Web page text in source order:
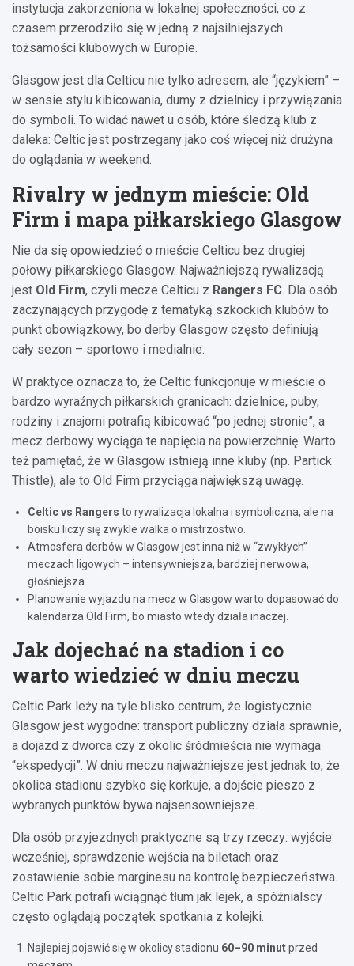
instytucja zakorzeniona w lokalnej społeczności, co z
czasem przerodziło się w jedną z najsilniejszych
tożsamości klubowych w Europie.
Glasgow jest dla Celticu nie tylko adresem, ale “językiem” –
w sensie stylu kibicowania, dumy z dzielnicy i przywiązania
do symboli. To widać nawet u osób, które śledzą klub z
daleka: Celtic jest postrzegany jako coś więcej niż drużyna
do oglądania w weekend.
Rivalry w jednym mieście: Old
Firm i mapa piłkarskiego Glasgow
Nie da się opowiedzieć o mieście Celticu bez drugiej
połowy piłkarskiego Glasgow. Najważniejszą rywalizacją
jest Old Firm, czyli mecze Celticu z Rangers FC. Dla osób
zaczynających przygodę z tematyką szkockich klubów to
punkt obowiązkowy, bo derby Glasgow często definiują
cały sezon – sportowo i medialnie.
W praktyce oznacza to, że Celtic funkcjonuje w mieście o
bardzo wyraźnych piłkarskich granicach: dzielnice, puby,
rodziny i znajomi potrafią kibicować “po jednej stronie”, a
mecz derbowy wyciąga te napięcia na powierzchnię. Warto
też pamiętać, że w Glasgow istnieją inne kluby (np. Partick
Thistle), ale to Old Firm przyciąga największą uwagę.
Celtic vs Rangers to rywalizacja lokalna i symboliczna, ale na
boisku liczy się zwykle walka o mistrzostwo.
Atmosfera derbów w Glasgow jest inna niż w “zwykłych”
meczach ligowych – intensywniejsza, bardziej nerwowa,
głośniejsza.
Planowanie wyjazdu na mecz w Glasgow warto dopasować do
kalendarza Old Firm, bo miasto wtedy działa inaczej.
Jak dojechać na stadion i co
warto wiedzieć w dniu meczu
Celtic Park leży na tyle blisko centrum, że logistycznie
Glasgow jest wygodne: transport publiczny działa sprawnie,
a dojazd z dworca czy z okolic śródmieścia nie wymaga
“ekspedycji”. W dniu meczu najważniejsze jest jednak to, że
okolica stadionu szybko się korkuje, a dojście pieszo z
wybranych punktów bywa najsensowniejsze.
Dla osób przyjezdnych praktyczne są trzy rzeczy: wyjście
wcześniej, sprawdzenie wejścia na biletach oraz
zostawienie sobie marginesu na kontrolę bezpieczeństwa.
Celtic Park potrafi wciągnąć tłum jak lejek, a spóźnialscy
często oglądają początek spotkania z kolejki.
Najlepiej pojawić się w okolicy stadionu 60–90 minutprzed